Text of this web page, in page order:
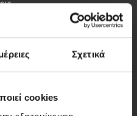
Σχετικά
cookies
υψηλής
υπηρεσίες